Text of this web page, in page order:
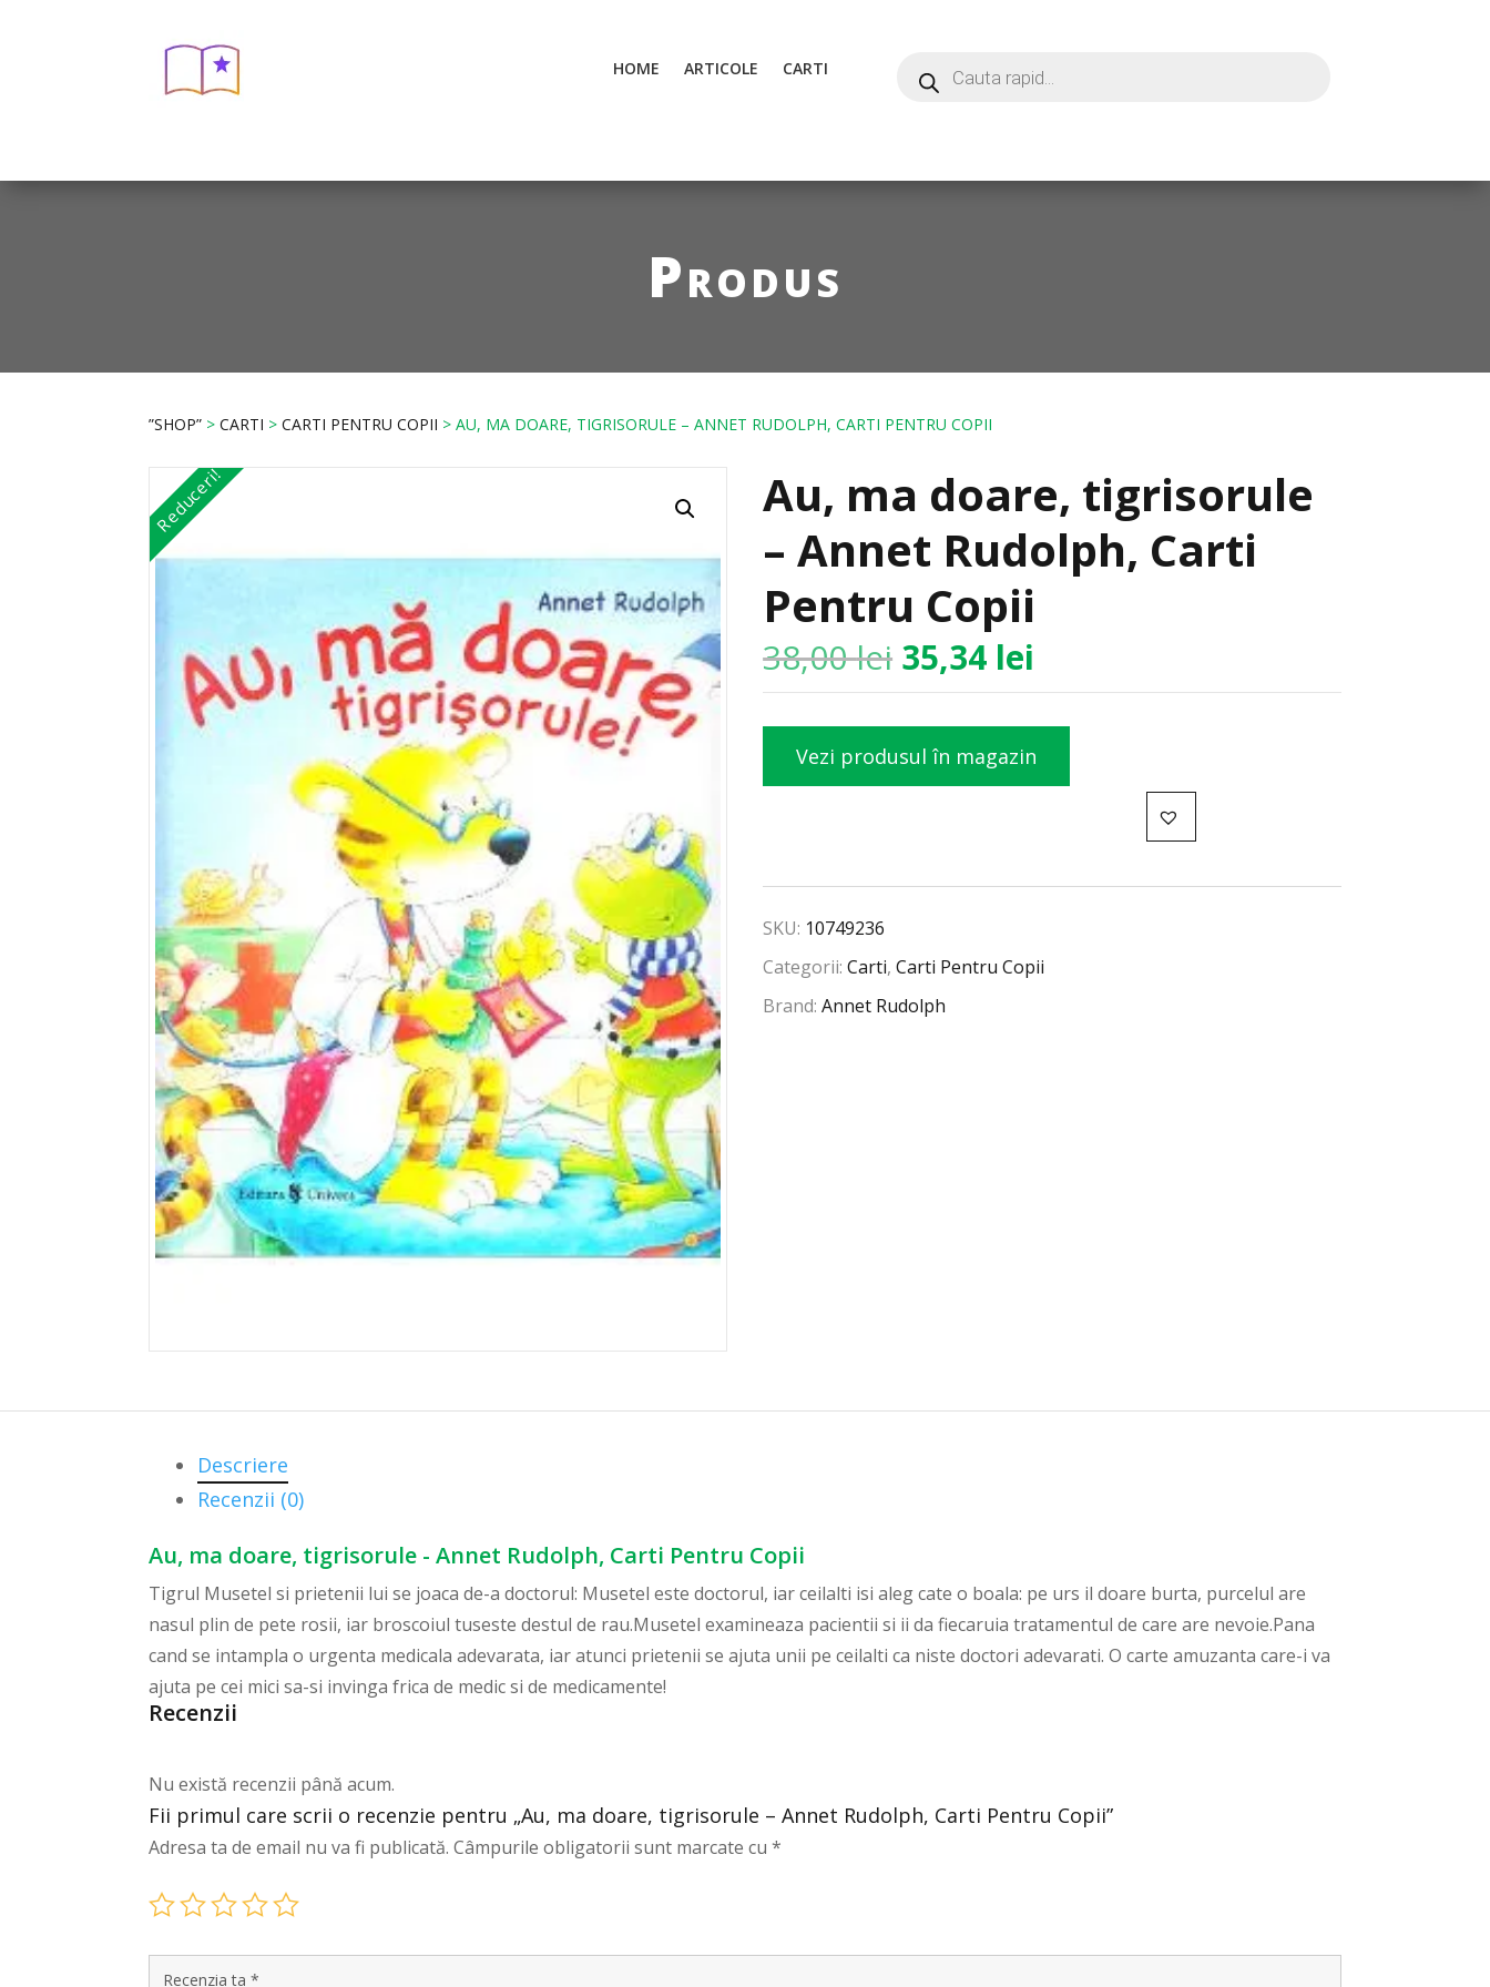
HOME ARTICOLE CARTI
Produs
”SHOP” >CARTI >CARTI PENTRU COPII > AU, MA DOARE, TIGRISORULE – ANNET RUDOLPH, CARTI PENTRU COPII
Reduceri!
Au, ma doare, tigrisorule
– Annet Rudolph, Carti
Pentru Copii
38,00lei 35,34 lei
Vezi produsul în magazin
SKU: 10749236
Categorii:Carti,Carti Pentru Copii
Brand:Annet Rudolph
Descriere
Recenzii (0)
Au, ma doare, tigrisorule - Annet Rudolph, Carti Pentru Copii
Tigrul Musetel si prietenii lui se joaca de-a doctorul: Musetel este doctorul, iar ceilalti isi aleg cate o boala: pe urs il doare burta, purcelul are
nasul plin de pete rosii, iar broscoiul tuseste destul de rau.Musetel examineaza pacientii si ii da fiecaruia tratamentul de care are nevoie.Pana
cand se intampla o urgenta medicala adevarata, iar atunci prietenii se ajuta unii pe ceilalti ca niste doctori adevarati. O carte amuzanta care-i va
ajuta pe cei mici sa-si invinga frica de medic si de medicamente!
Recenzii
Nu există recenzii până acum.
Fii primul care scrii o recenzie pentru „Au, ma doare, tigrisorule – Annet Rudolph, Carti Pentru Copii”
Adresa ta de email nu va fi publicată. Câmpurile obligatorii sunt marcate cu*